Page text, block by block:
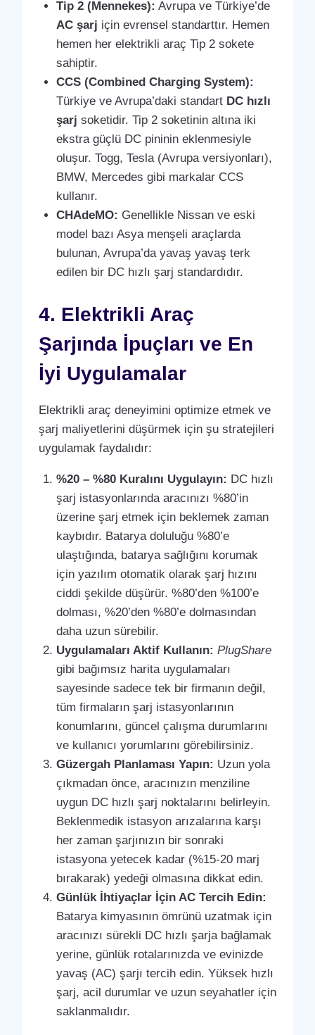
Tip 2 (Mennekes): Avrupa ve Türkiye’de
AC şarj için evrensel standarttır. Hemen
hemen her elektrikli araç Tip 2 sokete
sahiptir.
CCS (Combined Charging System):
Türkiye ve Avrupa’daki standart DC hızlı
şarj soketidir. Tip 2 soketinin altına iki
ekstra güçlü DC pininin eklenmesiyle
oluşur. Togg, Tesla (Avrupa versiyonları),
BMW, Mercedes gibi markalar CCS
kullanır.
CHAdeMO: Genellikle Nissan ve eski
model bazı Asya menşeli araçlarda
bulunan, Avrupa’da yavaş yavaş terk
edilen bir DC hızlı şarj standardıdır.
4. Elektrikli Araç
Şarjında İpuçları ve En
İyi Uygulamalar
Elektrikli araç deneyimini optimize etmek ve
şarj maliyetlerini düşürmek için şu stratejileri
uygulamak faydalıdır:
%20 – %80 Kuralını Uygulayın: DC hızlı
şarj istasyonlarında aracınızı %80’in
üzerine şarj etmek için beklemek zaman
kaybıdır. Batarya doluluğu %80’e
ulaştığında, batarya sağlığını korumak
için yazılım otomatik olarak şarj hızını
ciddi şekilde düşürür. %80’den %100’e
dolması, %20’den %80’e dolmasından
daha uzun sürebilir.
Uygulamaları Aktif Kullanın: PlugShare
gibi bağımsız harita uygulamaları
sayesinde sadece tek bir firmanın değil,
tüm firmaların şarj istasyonlarının
konumlarını, güncel çalışma durumlarını
ve kullanıcı yorumlarını görebilirsiniz.
Güzergah Planlaması Yapın: Uzun yola
çıkmadan önce, aracınızın menziline
uygun DC hızlı şarj noktalarını belirleyin.
Beklenmedik istasyon arızalarına karşı
her zaman şarjınızın bir sonraki
istasyona yetecek kadar (%15-20 marj
bırakarak) yedeği olmasına dikkat edin.
Günlük İhtiyaçlar İçin AC Tercih Edin:
Batarya kimyasının ömrünü uzatmak için
aracınızı sürekli DC hızlı şarja bağlamak
yerine, günlük rotalarınızda ve evinizde
yavaş (AC) şarjı tercih edin. Yüksek hızlı
şarj, acil durumlar ve uzun seyahatler için
saklanmalıdır.